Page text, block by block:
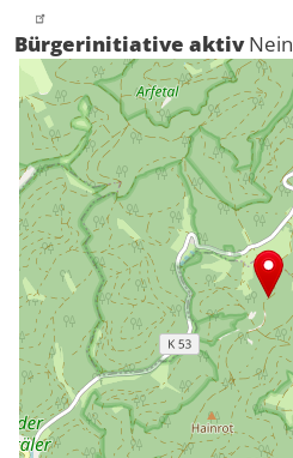
Bürgerinitiative aktiv Nein